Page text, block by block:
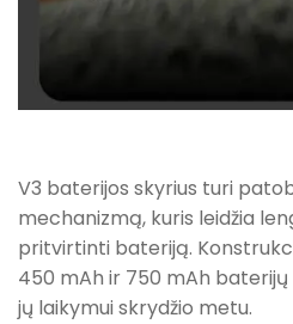
V3 baterijos skyrius turi
mechanizmą, kuris leidžia
pritvirtinti bateriją.
450 mAh ir 750 mAh
jų laikymui skrydžio metu.